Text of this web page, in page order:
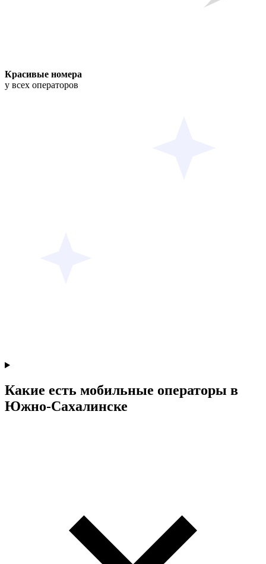
Красивые номера
у всех операторов
Какие есть мобильные операторы в
Южно-Сахалинске